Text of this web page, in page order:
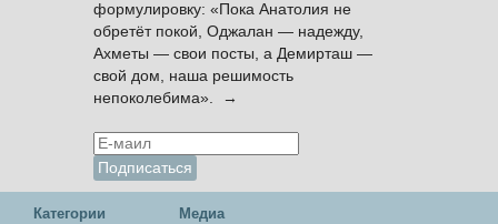
формулировку: «Пока Анатолия не
обретёт покой, Оджалан — надежду,
Ахметы — свои посты, а Демирташ —
свой дом, наша решимость
непоколебима». →
Категории Медиа